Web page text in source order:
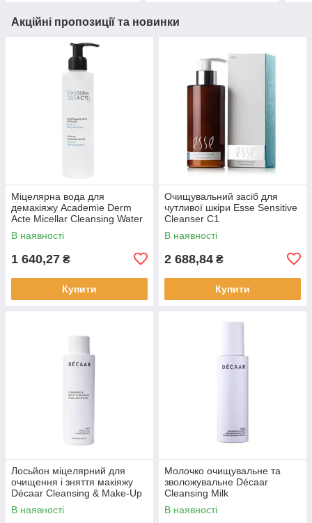
Акційні пропозиції та новинки
Міцелярна вода для
демакіяжу Academie Derm
Acte Micellar Cleansing Water
В наявності
1 640,27 ₴
Купити
Очищувальний засіб для
чутливої шкіри Esse Sensitive
Cleanser C1
В наявності
2 688,84 ₴
Купити
Лосьйон міцелярний для
очищення і зняття макіяжу
Décaar Cleansing & Make-Up
Remover Micellar Lotion
В наявності
Молочко очищувальне та
зволожувальне Décaar
Cleansing Milk
В наявності